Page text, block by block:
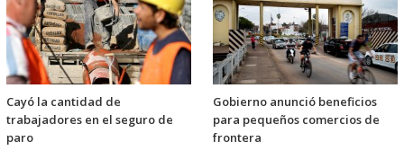
Cayó la cantidad de
trabajadores en el seguro de
paro
Gobierno anunció beneficios
para pequeños comercios de
frontera